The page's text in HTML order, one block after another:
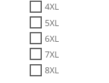
4XL
5XL
6XL
7XL
8XL